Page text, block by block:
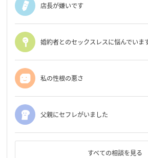
店長が嫌いです
婚約者とのセックスレスに悩んでいま
私の性根の悪さ
父親にセフレがいました
すべての相談を見る